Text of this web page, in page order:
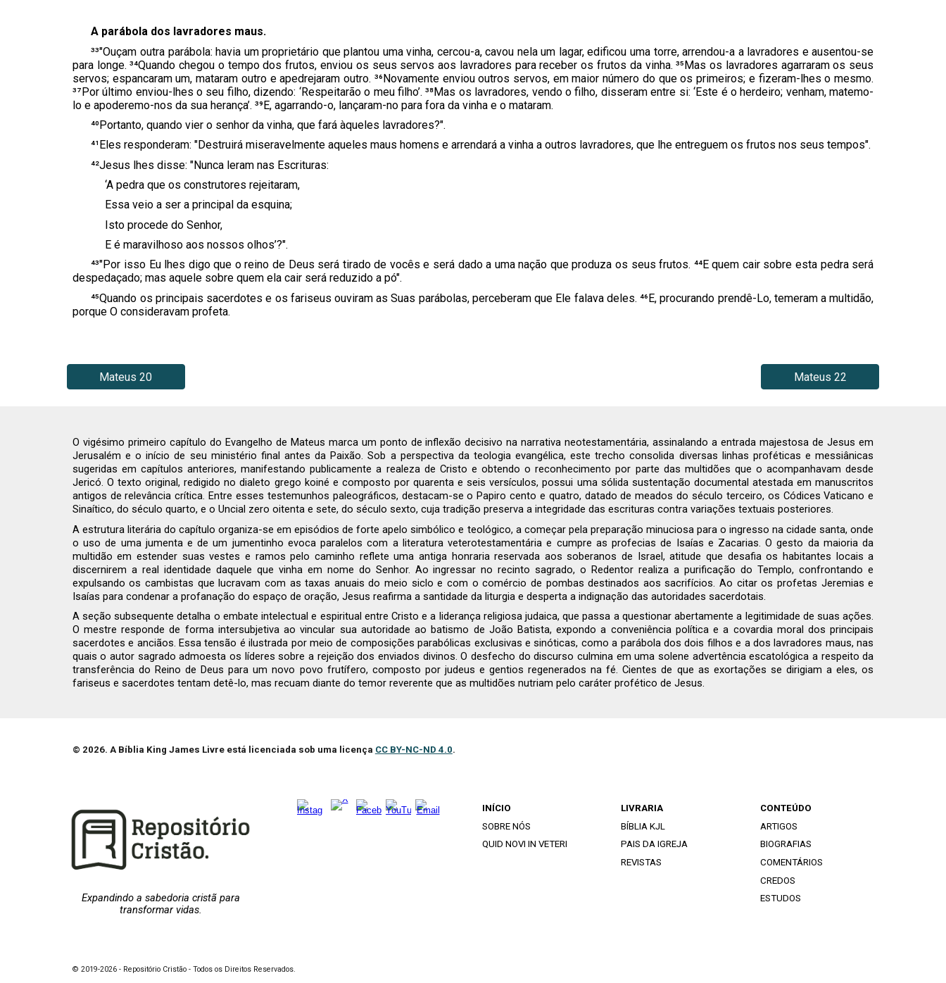
A parábola dos lavradores maus.
³³"Ouçam outra parábola: havia um proprietário que plantou uma vinha, cercou-a, cavou nela um lagar, edificou uma torre, arrendou-a a lavradores e ausentou-se
para longe. ³⁴Quando chegou o tempo dos frutos, enviou os seus servos aos lavradores para receber os frutos da vinha. ³⁵Mas os lavradores agarraram os seus
servos; espancaram um, mataram outro e apedrejaram outro. ³⁶Novamente enviou outros servos, em maior número do que os primeiros; e fizeram-lhes o mesmo.
³⁷Por último enviou-lhes o seu filho, dizendo: ‘Respeitarão o meu filho’. ³⁸Mas os lavradores, vendo o filho, disseram entre si: ‘Este é o herdeiro; venham, matemo-
lo e apoderemo-nos da sua herança’. ³⁹E, agarrando-o, lançaram-no para fora da vinha e o mataram.
⁴⁰Portanto, quando vier o senhor da vinha, que fará àqueles lavradores?".
⁴¹Eles responderam: "Destruirá miseravelmente aqueles maus homens e arrendará a vinha a outros lavradores, que lhe entreguem os frutos nos seus tempos".
⁴²Jesus lhes disse: "Nunca leram nas Escrituras:
‘A pedra que os construtores rejeitaram,
Essa veio a ser a principal da esquina;
Isto procede do Senhor,
E é maravilhoso aos nossos olhos’?".
⁴³"Por isso Eu lhes digo que o reino de Deus será tirado de vocês e será dado a uma nação que produza os seus frutos. ⁴⁴E quem cair sobre esta pedra será
despedaçado; mas aquele sobre quem ela cair será reduzido a pó".
⁴⁵Quando os principais sacerdotes e os fariseus ouviram as Suas parábolas, perceberam que Ele falava deles. ⁴⁶E, procurando prendê-Lo, temeram a multidão,
porque O consideravam profeta.
Mateus 20 Mateus 22
O vigésimo primeiro capítulo do Evangelho de Mateus marca um ponto de inflexão decisivo na narrativa neotestamentária, assinalando a entrada majestosa de Jesus em
Jerusalém e o início de seu ministério final antes da Paixão. Sob a perspectiva da teologia evangélica, este trecho consolida diversas linhas proféticas e messiânicas
sugeridas em capítulos anteriores, manifestando publicamente a realeza de Cristo e obtendo o reconhecimento por parte das multidões que o acompanhavam desde
Jericó. O texto original, redigido no dialeto grego koiné e composto por quarenta e seis versículos, possui uma sólida sustentação documental atestada em manuscritos
antigos de relevância crítica. Entre esses testemunhos paleográficos, destacam-se o Papiro cento e quatro, datado de meados do século terceiro, os Códices Vaticano e
Sinaítico, do século quarto, e o Uncial zero oitenta e sete, do século sexto, cuja tradição preserva a integridade das escrituras contra variações textuais posteriores.
A estrutura literária do capítulo organiza-se em episódios de forte apelo simbólico e teológico, a começar pela preparação minuciosa para o ingresso na cidade santa, onde
o uso de uma jumenta e de um jumentinho evoca paralelos com a literatura veterotestamentária e cumpre as profecias de Isaías e Zacarias. O gesto da maioria da
multidão em estender suas vestes e ramos pelo caminho reflete uma antiga honraria reservada aos soberanos de Israel, atitude que desafia os habitantes locais a
discernirem a real identidade daquele que vinha em nome do Senhor. Ao ingressar no recinto sagrado, o Redentor realiza a purificação do Templo, confrontando e
expulsando os cambistas que lucravam com as taxas anuais do meio siclo e com o comércio de pombas destinados aos sacrifícios. Ao citar os profetas Jeremias e
Isaías para condenar a profanação do espaço de oração, Jesus reafirma a santidade da liturgia e desperta a indignação das autoridades sacerdotais.
A seção subsequente detalha o embate intelectual e espiritual entre Cristo e a liderança religiosa judaica, que passa a questionar abertamente a legitimidade de suas ações.
O mestre responde de forma intersubjetiva ao vincular sua autoridade ao batismo de João Batista, expondo a conveniência política e a covardia moral dos principais
sacerdotes e anciãos. Essa tensão é ilustrada por meio de composições parabólicas exclusivas e sinóticas, como a parábola dos dois filhos e a dos lavradores maus, nas
quais o autor sagrado admoesta os líderes sobre a rejeição dos enviados divinos. O desfecho do discurso culmina em uma solene advertência escatológica a respeito da
transferência do Reino de Deus para um novo povo frutífero, composto por judeus e gentios regenerados na fé. Cientes de que as exortações se dirigiam a eles, os
fariseus e sacerdotes tentam detê-lo, mas recuam diante do temor reverente que as multidões nutriam pelo caráter profético de Jesus.
© 2026. A Bíblia King James Livre está licenciada sob uma licença CC BY-NC-ND 4.0.
Expandindo a sabedoria cristã para
transformar vidas.
INÍCIO
SOBRE NÓS
QUID NOVI IN VETERI
LIVRARIA
BÍBLIA KJL
PAIS DA IGREJA
REVISTAS
CONTEÚDO
ARTIGOS
BIOGRAFIAS
COMENTÁRIOS
CREDOS
ESTUDOS
© 2019-2026 - Repositório Cristão - Todos os Direitos Reservados.